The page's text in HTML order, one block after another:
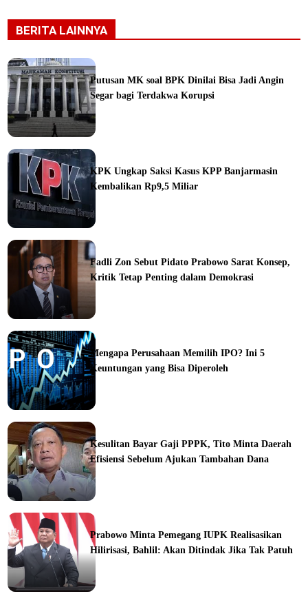
BERITA LAINNYA
Putusan MK soal BPK Dinilai Bisa Jadi Angin
Segar bagi Terdakwa Korupsi
KPK Ungkap Saksi Kasus KPP Banjarmasin
Kembalikan Rp9,5 Miliar
Fadli Zon Sebut Pidato Prabowo Sarat Konsep,
Kritik Tetap Penting dalam Demokrasi
Mengapa Perusahaan Memilih IPO? Ini 5
Keuntungan yang Bisa Diperoleh
Kesulitan Bayar Gaji PPPK, Tito Minta Daerah
Efisiensi Sebelum Ajukan Tambahan Dana
Prabowo Minta Pemegang IUPK Realisasikan
Hilirisasi, Bahlil: Akan Ditindak Jika Tak Patuh